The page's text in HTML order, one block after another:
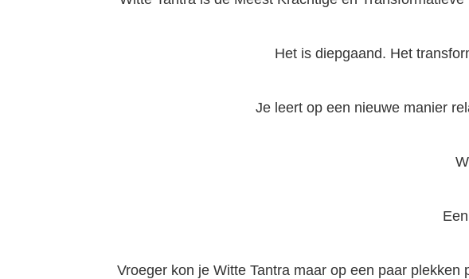
Het is diepgaand. Het
Je leert op een nieuwe manier
Vroeger kon je Witte Tantra maar op een paar